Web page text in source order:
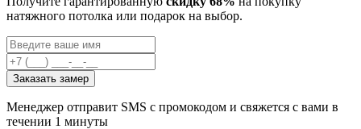
натяжного потолка или подарок на выбор.
Заказать замер
Менеджер отправит SMS с промокодом и свяжется с вами в
течении 1 минуты